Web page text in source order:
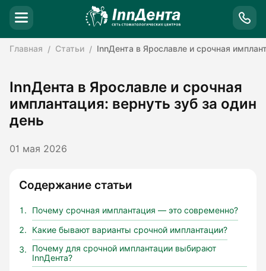
Главная Статьи InnДента в Ярославле и срочная
InnДента в Ярославле и срочная
имплантация: вернуть зуб за один
день
01 мая 2026
Содержание статьи
Почему срочная имплантация — это современно?
Какие бывают варианты срочной имплантации?
Почему для срочной имплантации выбирают
InnДента?